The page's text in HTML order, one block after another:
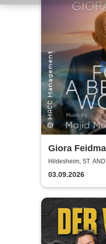
Giora
World
Hildesheim, ST.
03.09.2026